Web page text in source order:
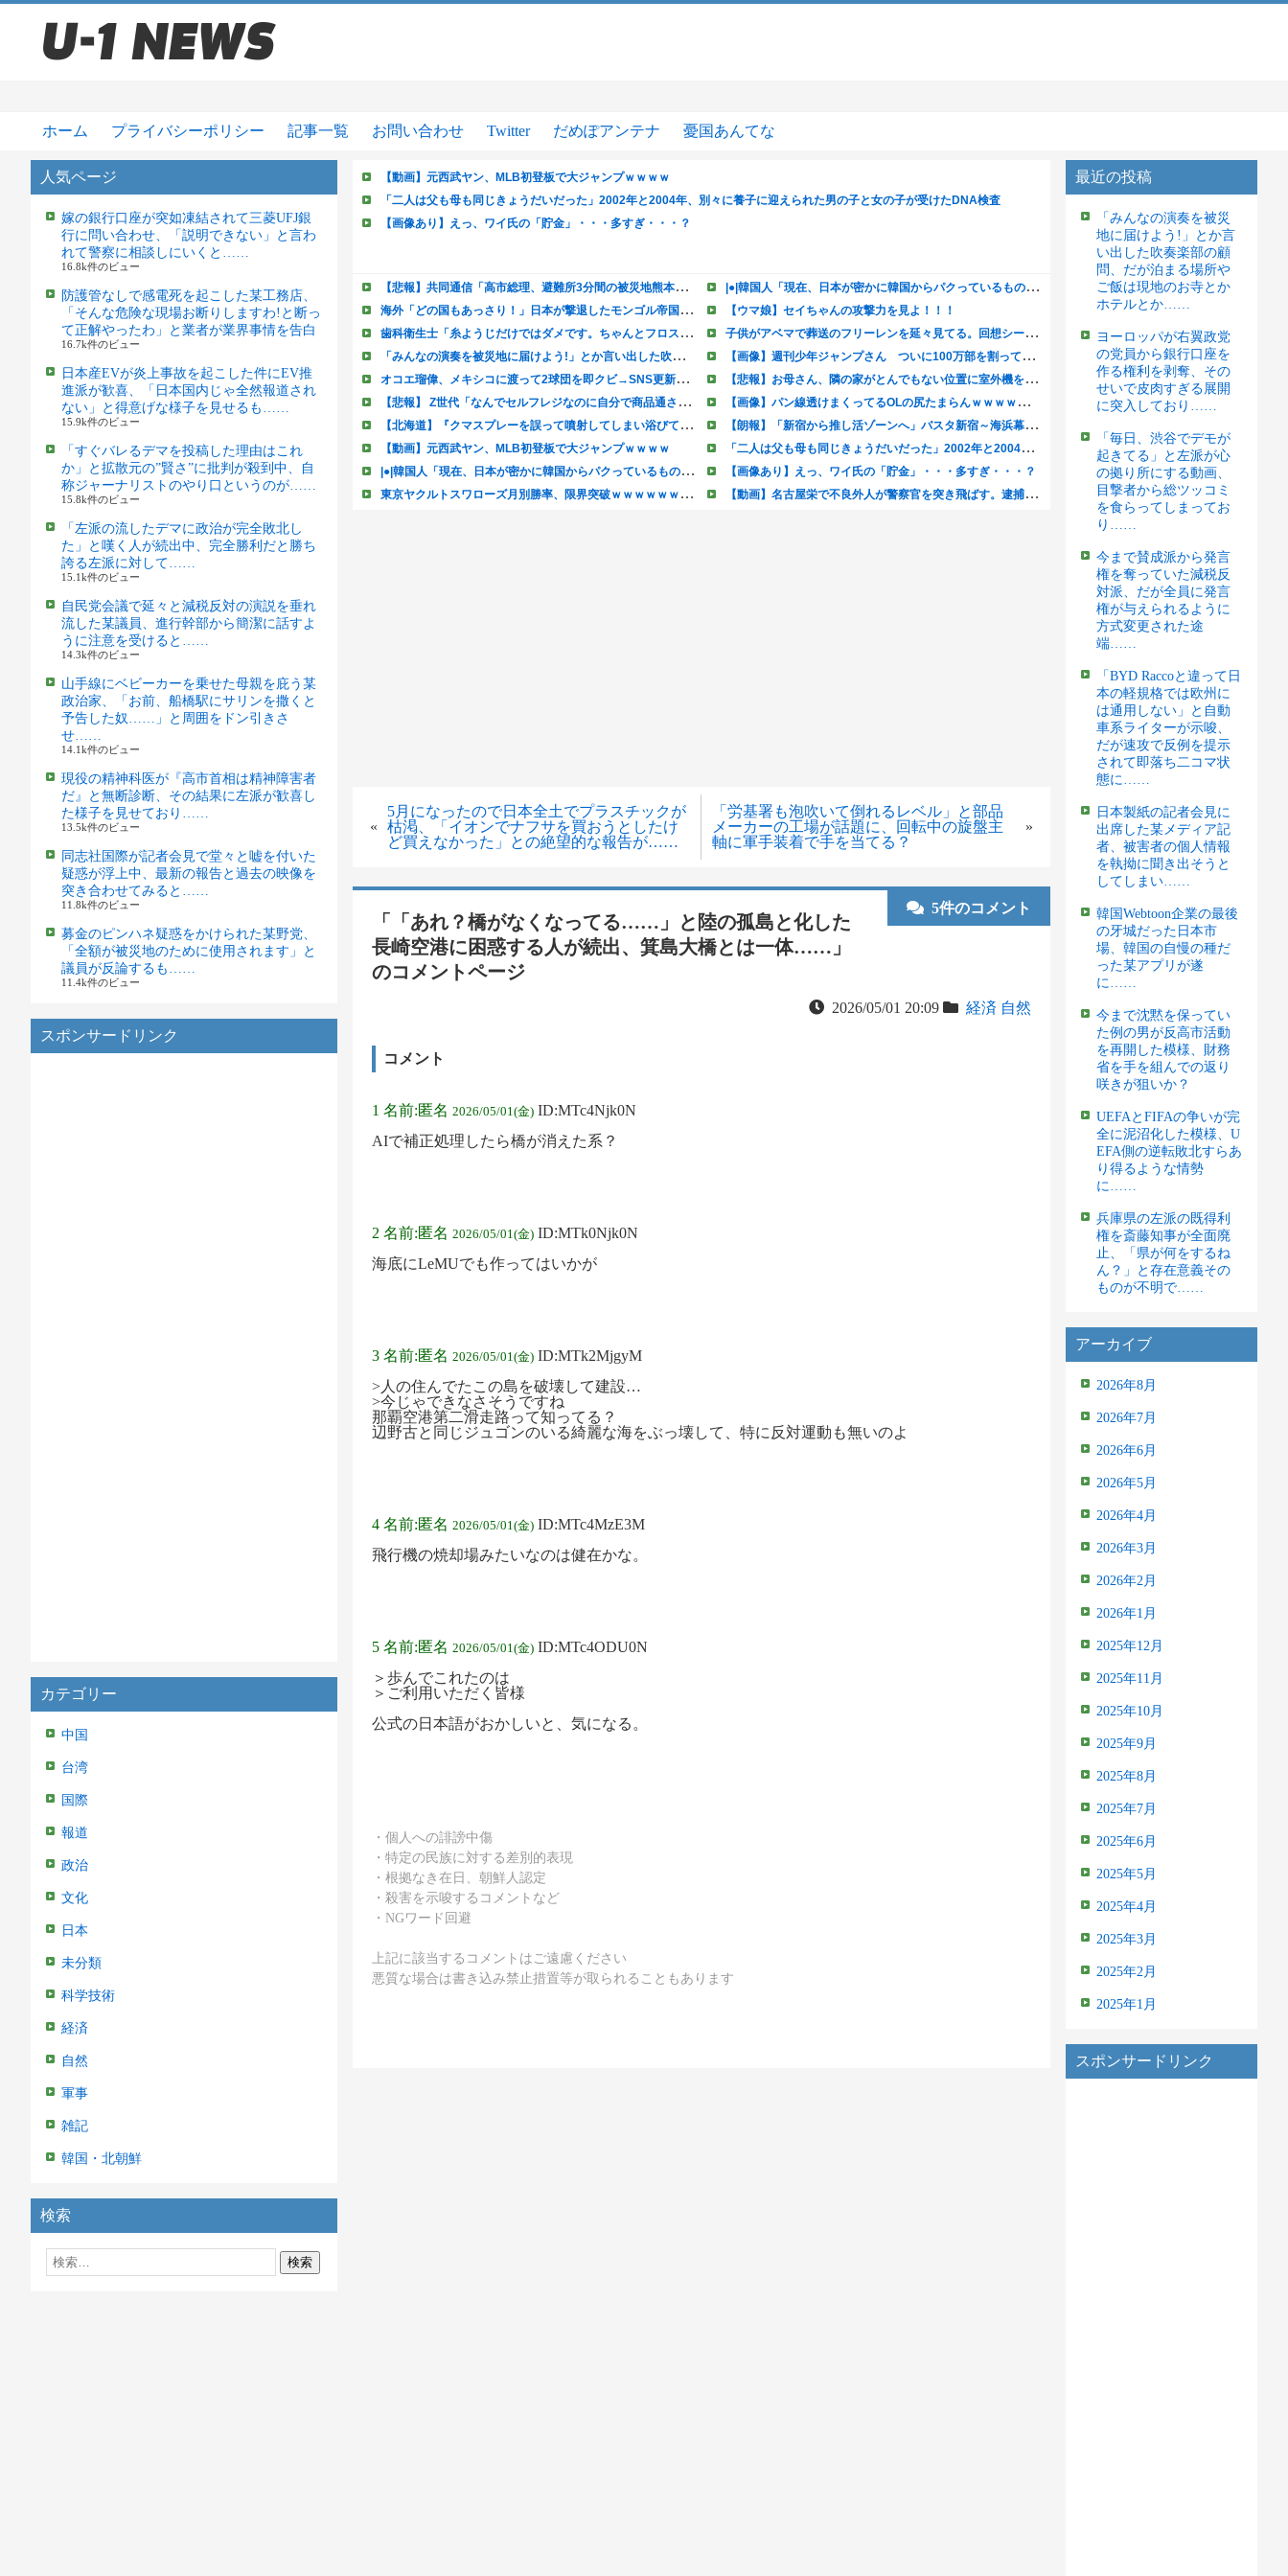
ホーム プライバシーポリシー 記事一覧 お問い合わせ Twitter だめぽアンテナ 憂国あんてな
人気ページ
嫁の銀行口座が突如凍結されて三菱UFJ銀
行に問い合わせ、「説明できない」と言わ
れて警察に相談しにいくと……
16.8k件のビュー
防護管なしで感電死を起こした某工務店、
「そんな危険な現場お断りしますわ!と断っ
て正解やったわ」と業者が業界事情を告白
16.7k件のビュー
日本産EVが炎上事故を起こした件にEV推
進派が歓喜、「日本国内じゃ全然報道され
ない」と得意げな様子を見せるも……
15.9k件のビュー
「すぐバレるデマを投稿した理由はこれ
か」と拡散元の”賢さ”に批判が殺到中、自
称ジャーナリストのやり口というのが……
15.8k件のビュー
「左派の流したデマに政治が完全敗北し
た」と嘆く人が続出中、完全勝利だと勝ち
誇る左派に対して……
15.1k件のビュー
自民党会議で延々と減税反対の演説を垂れ
流した某議員、進行幹部から簡潔に話すよ
うに注意を受けると……
14.3k件のビュー
山手線にベビーカーを乗せた母親を庇う某
政治家、「お前、船橋駅にサリンを撒くと
予告した奴……」と周囲をドン引きさ
せ……
14.1k件のビュー
現役の精神科医が『高市首相は精神障害者
だ』と無断診断、その結果に左派が歓喜し
た様子を見せており……
13.5k件のビュー
同志社国際が記者会見で堂々と嘘を付いた
疑惑が浮上中、最新の報告と過去の映像を
突き合わせてみると……
11.8k件のビュー
募金のピンハネ疑惑をかけられた某野党、
「全額が被災地のために使用されます」と
議員が反論するも……
11.4k件のビュー
スポンサードリンク
カテゴリー
中国
台湾
国際
報道
政治
文化
日本
未分類
科学技術
経済
自然
軍事
雑記
韓国・北朝鮮
検索
«
5月になったので日本全土でプラスチックが
枯渇、「イオンでナフサを買おうとしたけ
ど買えなかった」との絶望的な報告が……
「労基署も泡吹いて倒れるレベル」と部品
メーカーの工場が話題に、回転中の旋盤主
軸に軍手装着で手を当てる？
»
5件のコメント
「「あれ？橋がなくなってる……」と陸の孤島と化した
長崎空港に困惑する人が続出、箕島大橋とは一体……」
のコメントページ
2026/05/01 20:09 経済 自然
コメント
1 名前:匿名 2026/05/01(金) ID:MTc4Njk0N
AIで補正処理したら橋が消えた系？
2 名前:匿名 2026/05/01(金) ID:MTk0Njk0N
海底にLeMUでも作ってはいかが
3 名前:匿名 2026/05/01(金) ID:MTk2MjgyM
>人の住んでたこの島を破壊して建設…
>今じゃできなさそうですね
那覇空港第二滑走路って知ってる？
辺野古と同じジュゴンのいる綺麗な海をぶっ壊して、特に反対運動も無いのよ
4 名前:匿名 2026/05/01(金) ID:MTc4MzE3M
飛行機の焼却場みたいなのは健在かな。
5 名前:匿名 2026/05/01(金) ID:MTc4ODU0N
＞歩んでこれたのは
＞ご利用いただく皆様
公式の日本語がおかしいと、気になる。
・個人への誹謗中傷
・特定の民族に対する差別的表現
・根拠なき在日、朝鮮人認定
・殺害を示唆するコメントなど
・NGワード回避
上記に該当するコメントはご遠慮ください
悪質な場合は書き込み禁止措置等が取られることもあります
最近の投稿
「みんなの演奏を被災
地に届けよう!」とか言
い出した吹奏楽部の顧
問、だが泊まる場所や
ご飯は現地のお寺とか
ホテルとか……
ヨーロッパが右翼政党
の党員から銀行口座を
作る権利を剥奪、その
せいで皮肉すぎる展開
に突入しており……
「毎日、渋谷でデモが
起きてる」と左派が心
の拠り所にする動画、
目撃者から総ツッコミ
を食らってしまってお
り……
今まで賛成派から発言
権を奪っていた減税反
対派、だが全員に発言
権が与えられるように
方式変更された途
端……
「BYD Raccoと違って日
本の軽規格では欧州に
は通用しない」と自動
車系ライターが示唆、
だが速攻で反例を提示
されて即落ち二コマ状
態に……
日本製紙の記者会見に
出席した某メディア記
者、被害者の個人情報
を執拗に聞き出そうと
してしまい……
韓国Webtoon企業の最後
の牙城だった日本市
場、韓国の自慢の種だ
った某アプリが遂
に……
今まで沈黙を保ってい
た例の男が反高市活動
を再開した模様、財務
省を手を組んでの返り
咲きが狙いか？
UEFAとFIFAの争いが完
全に泥沼化した模様、U
EFA側の逆転敗北すらあ
り得るような情勢
に……
兵庫県の左派の既得利
権を斎藤知事が全面廃
止、「県が何をするね
ん？」と存在意義その
ものが不明で……
アーカイブ
2026年8月
2026年7月
2026年6月
2026年5月
2026年4月
2026年3月
2026年2月
2026年1月
2025年12月
2025年11月
2025年10月
2025年9月
2025年8月
2025年7月
2025年6月
2025年5月
2025年4月
2025年3月
2025年2月
2025年1月
スポンサードリンク